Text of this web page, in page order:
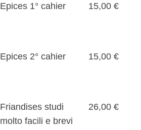
Epices 1° cahier 15,00 €
Epices 2° cahier 15,00 €
Friandises studi
molto facili e brevi
26,00 €